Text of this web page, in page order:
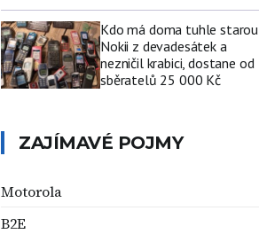
Kdo má doma tuhle starou
Nokii z devadesátek a
nezničil krabici, dostane od
sběratelů 25 000 Kč
ZAJÍMAVÉ POJMY
Motorola
B2E